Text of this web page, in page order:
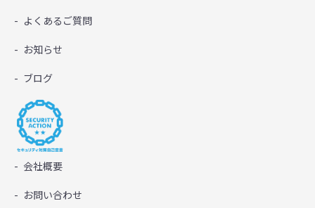
よくあるご質問
お知らせ
ブログ
会社概要
お問い合わせ